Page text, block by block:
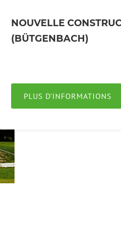
NOUVELLE
(BÜTGENBACH)
PLUS D'INFORMATIONS